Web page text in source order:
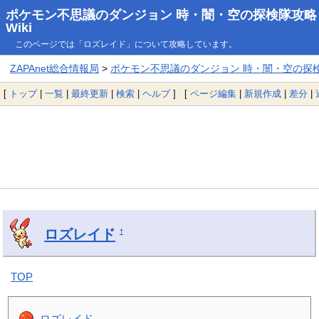
ポケモン不思議のダンジョン 時・闇・空の探検隊攻略
Wiki
このページでは「ロズレイド」について攻略しています。
ZAPAnet総合情報局 > ポケモン不思議のダンジョン 時・闇・空の探
[ トップ| 一覧 | 最終更新 | 検索 | ヘルプ] [ ページ編集 | 新規作成 | 差分 |
ロズレイド †
TOP